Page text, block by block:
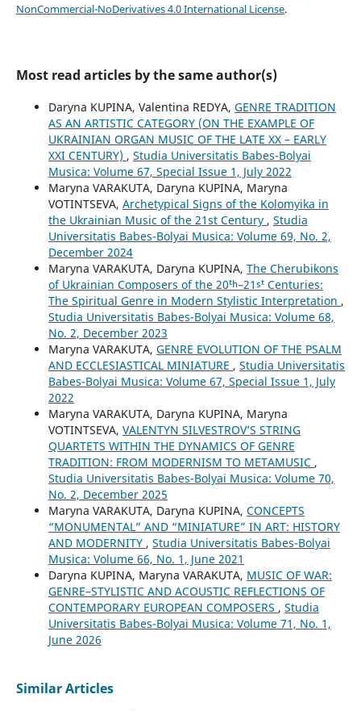
NonCommercial-NoDerivatives 4.0 International License.
Most read articles by the same author(s)
Daryna KUPINA, Valentina REDYA, GENRE TRADITION
AS AN ARTISTIC CATEGORY (ON THE EXAMPLE OF
UKRAINIAN ORGAN MUSIC OF THE LATE XX – EARLY
XXI CENTURY) , Studia Universitatis Babes-Bolyai
Musica: Volume 67, Special Issue 1, July 2022
Maryna VARAKUTA, Daryna KUPINA, Maryna
VOTINTSEVA, Archetypical Signs of the Kolomyika in
the Ukrainian Music of the 21st Century , Studia
Universitatis Babes-Bolyai Musica: Volume 69, No. 2,
December 2024
Maryna VARAKUTA, Daryna KUPINA, The Cherubikons
of Ukrainian Composers of the 20ᵗʰ–21ˢᵗ Centuries:
The Spiritual Genre in Modern Stylistic Interpretation ,
Studia Universitatis Babes-Bolyai Musica: Volume 68,
No. 2, December 2023
Maryna VARAKUTA, GENRE EVOLUTION OF THE PSALM
AND ECCLESIASTICAL MINIATURE , Studia Universitatis
Babes-Bolyai Musica: Volume 67, Special Issue 1, July
2022
Maryna VARAKUTA, Daryna KUPINA, Maryna
VOTINTSEVA, VALENTYN SILVESTROV’S STRING
QUARTETS WITHIN THE DYNAMICS OF GENRE
TRADITION: FROM MODERNISM TO METAMUSIC ,
Studia Universitatis Babes-Bolyai Musica: Volume 70,
No. 2, December 2025
Maryna VARAKUTA, Daryna KUPINA, CONCEPTS
“MONUMENTAL” AND “MINIATURE” IN ART: HISTORY
AND MODERNITY , Studia Universitatis Babes-Bolyai
Musica: Volume 66, No. 1, June 2021
Daryna KUPINA, Maryna VARAKUTA, MUSIC OF WAR:
GENRE–STYLISTIC AND ACOUSTIC REFLECTIONS OF
CONTEMPORARY EUROPEAN COMPOSERS , Studia
Universitatis Babes-Bolyai Musica: Volume 71, No. 1,
June 2026
Similar Articles